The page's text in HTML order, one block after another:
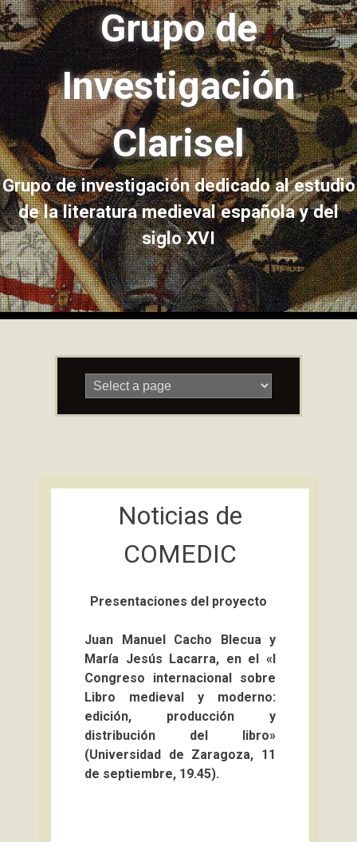
Grupo de
Investigación
Clarisel
Grupo de investigación dedicado al estudio
de la literatura medieval española y del
siglo XVI
Skip
to
Noticias de
COMEDIC
Presentaciones del proyecto
Juan Manuel Cacho Blecua y
María Jesús Lacarra, en el «I
Congreso internacional sobre
Libro medieval y moderno:
edición, producción y
distribución del libro»
(Universidad de Zaragoza, 11
de septiembre, 19.45).